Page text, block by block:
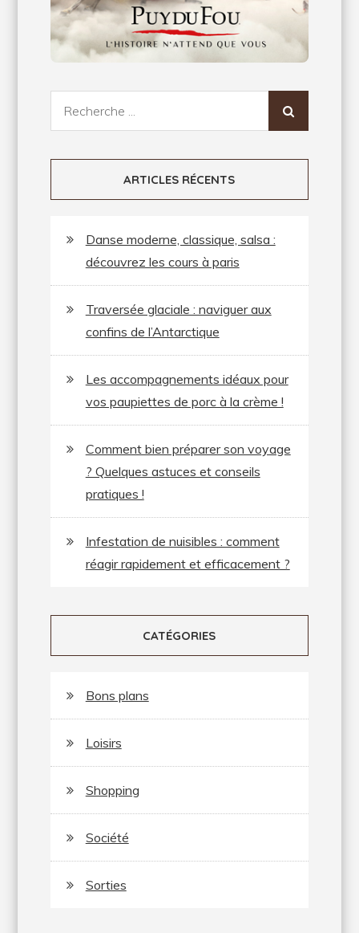
ARTICLES RÉCENTS
Danse moderne, classique, salsa :
découvrez les cours à paris
Traversée glaciale : naviguer aux
confins de l’Antarctique
Les accompagnements idéaux pour
vos paupiettes de porc à la crème !
Comment bien préparer son voyage
? Quelques astuces et conseils
pratiques !
Infestation de nuisibles : comment
réagir rapidement et efficacement ?
CATÉGORIES
Bons plans
Loisirs
Shopping
Société
Sorties